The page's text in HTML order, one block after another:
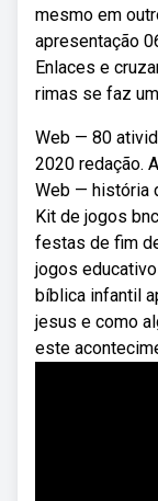
mesmo em
apresentação
Enlaces e
rimas se faz
Web — 80
2020 redação.
Web — história
Kit de jogos
festas de fim
jogos
bíblica infantil
jesus e como
este